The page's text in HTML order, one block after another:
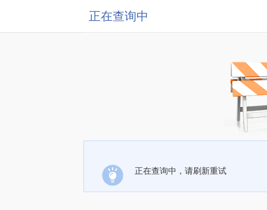
正在查询中
正在查询中，请刷新重试